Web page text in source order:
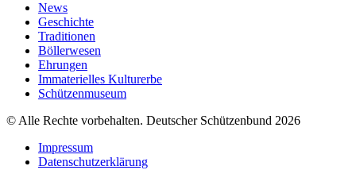
News
Geschichte
Traditionen
Böllerwesen
Ehrungen
Immaterielles Kulturerbe
Schützenmuseum
© Alle Rechte vorbehalten. Deutscher Schützenbund 2026
Impressum
Datenschutzerklärung